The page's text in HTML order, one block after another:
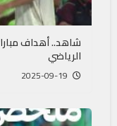
شاهد.. أهداف
الرياضي